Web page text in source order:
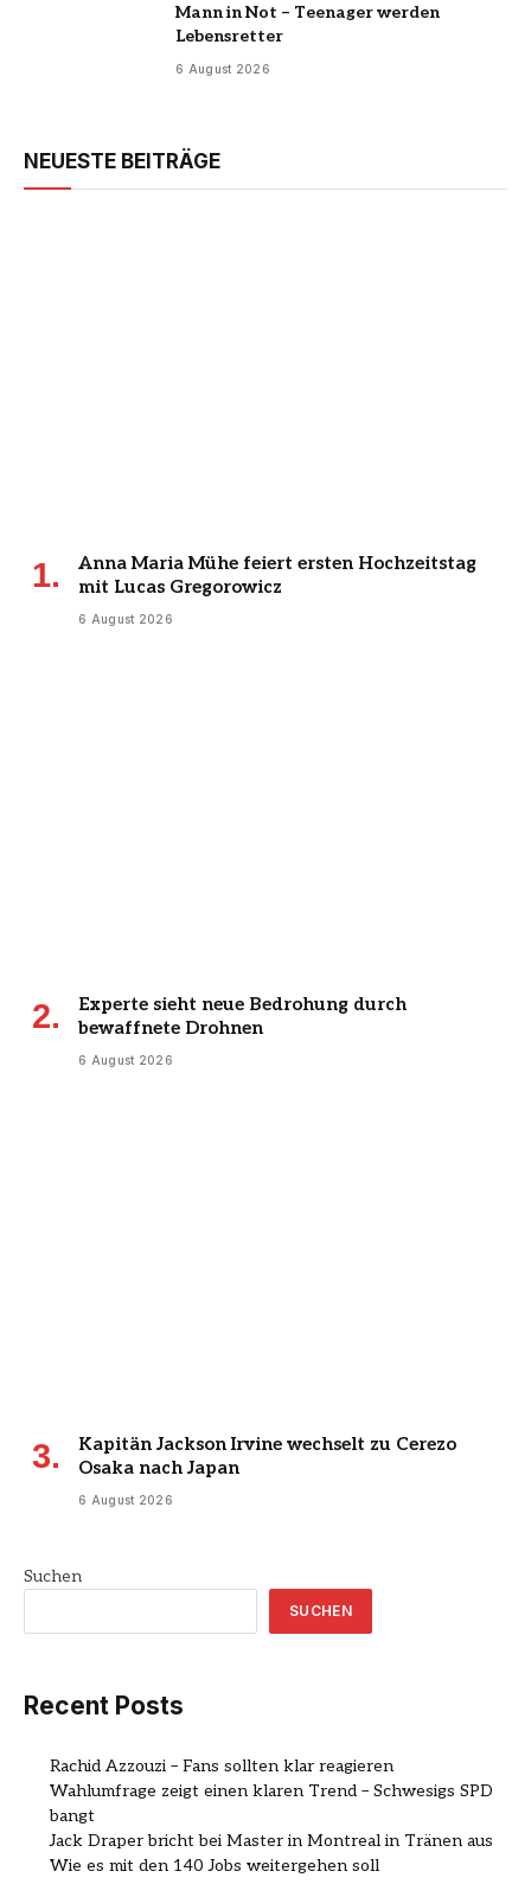
Mann in Not – Teenager werden
Lebensretter
6 August 2026
NEUESTE BEITRÄGE
Anna Maria Mühe feiert ersten Hochzeitstag
mit Lucas Gregorowicz
6 August 2026
Experte sieht neue Bedrohung durch
bewaffnete Drohnen
6 August 2026
Kapitän Jackson Irvine wechselt zu Cerezo
Osaka nach Japan
6 August 2026
Suchen
SUCHEN
Recent Posts
Rachid Azzouzi – Fans sollten klar reagieren
Wahlumfrage zeigt einen klaren Trend – Schwesigs SPD
bangt
Jack Draper bricht bei Master in Montreal in Tränen aus
Wie es mit den 140 Jobs weitergehen soll